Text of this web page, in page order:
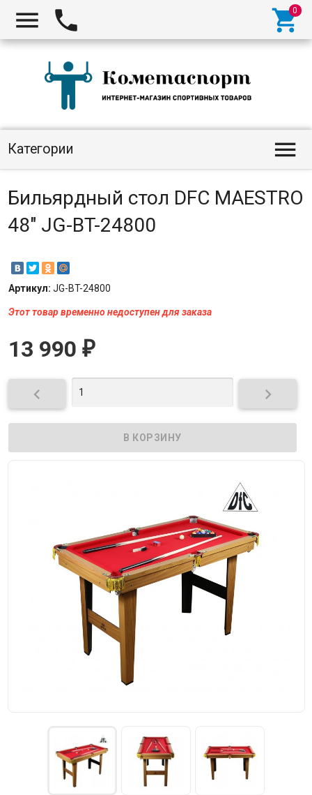
  
Категории 
Бильярдный стол DFC MAESTRO
48" JG-BT-24800
Артикул: JG-BT-24800
Этот товар временно недоступен для заказа
13 990 ₽
 